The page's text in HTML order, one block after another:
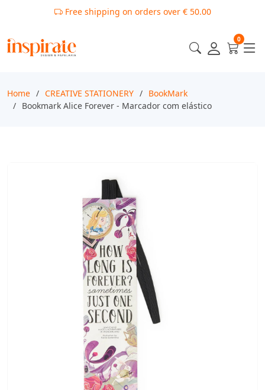
Free shipping on orders over € 50.00
0
Home CREATIVE STATIONERY
BookMark
Bookmark Alice Forever - Marcador com elástico